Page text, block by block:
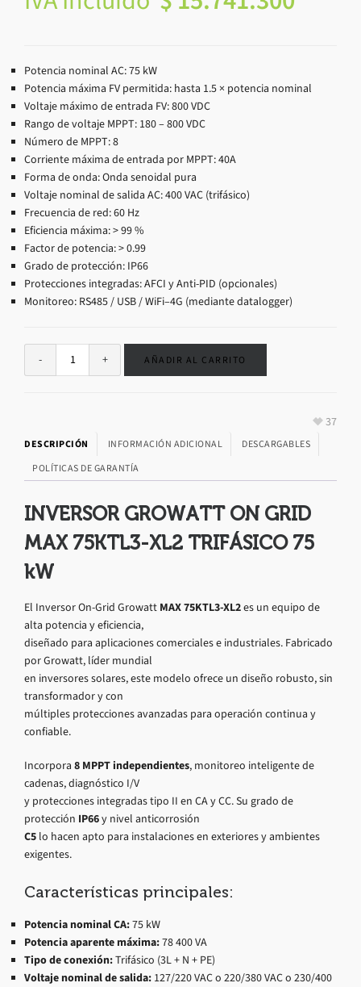
Potencia nominal AC: 75 kW
Potencia máxima FV permitida: hasta 1.5 × potencia nominal
Voltaje máximo de entrada FV: 800 VDC
Rango de voltaje MPPT: 180 – 800 VDC
Número de MPPT: 8
Corriente máxima de entrada por MPPT: 40A
Forma de onda: Onda senoidal pura
Voltaje nominal de salida AC: 400 VAC (trifásico)
Frecuencia de red: 60 Hz
Eficiencia máxima: > 99 %
Factor de potencia: > 0.99
Grado de protección: IP66
Protecciones integradas: AFCI y Anti-PID (opcionales)
Monitoreo: RS485 / USB / WiFi–4G (mediante datalogger)
AÑADIR AL CARRITO
37
DESCRIPCIÓN INFORMACIÓN ADICIONAL
DESCARGABLES
POLÍTICAS DE GARANTÍA
INVERSOR GROWATT ON GRID
MAX 75KTL3-XL2 TRIFÁSICO 75
kW
El Inversor On-Grid Growatt MAX 75KTL3-XL2es un equipo de
alta potencia y eficiencia,
diseñado para aplicaciones comerciales e industriales. Fabricado
por Growatt, líder mundial
en inversores solares, este modelo ofrece un diseño robusto, sin
transformador y con
múltiples protecciones avanzadas para operación continua y
confiable.
Incorpora 8 MPPT independientes, monitoreo inteligente de
cadenas, diagnóstico I/V
y protecciones integradas tipo II en CA y CC. Su grado de
protección IP66y nivel anticorrosión
C5 lo hacen apto para instalaciones en exteriores y ambientes
exigentes.
Características principales:
Potencia nominal CA:75 kW
Potencia aparente máxima:78 400 VA
Tipo de conexión:Trifásico (3L + N + PE)
Voltaje nominal de salida: 127/220 VAC o 220/380 VAC o 230/400